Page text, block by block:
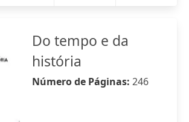
Do tempo e da
história
Número de Páginas: 246